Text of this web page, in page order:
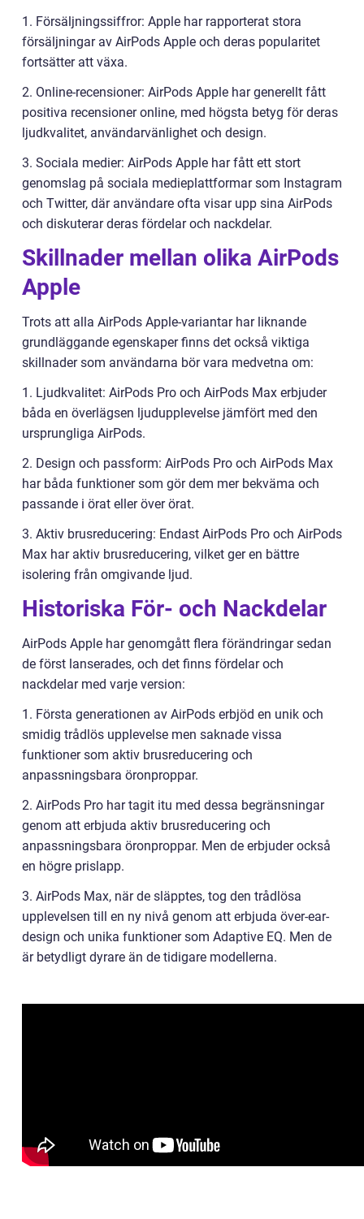
1. Försäljningssiffror: Apple har rapporterat stora
försäljningar av AirPods Apple och deras popularitet
fortsätter att växa.
2. Online-recensioner: AirPods Apple har generellt fått
positiva recensioner online, med högsta betyg för deras
ljudkvalitet, användarvänlighet och design.
3. Sociala medier: AirPods Apple har fått ett stort
genomslag på sociala medieplattformar som Instagram
och Twitter, där användare ofta visar upp sina AirPods
och diskuterar deras fördelar och nackdelar.
Skillnader mellan olika AirPods
Apple
Trots att alla AirPods Apple-variantar har liknande
grundläggande egenskaper finns det också viktiga
skillnader som användarna bör vara medvetna om:
1. Ljudkvalitet: AirPods Pro och AirPods Max erbjuder
båda en överlägsen ljudupplevelse jämfört med den
ursprungliga AirPods.
2. Design och passform: AirPods Pro och AirPods Max
har båda funktioner som gör dem mer bekväma och
passande i örat eller över örat.
3. Aktiv brusreducering: Endast AirPods Pro och AirPods
Max har aktiv brusreducering, vilket ger en bättre
isolering från omgivande ljud.
Historiska För- och Nackdelar
AirPods Apple har genomgått flera förändringar sedan
de först lanserades, och det finns fördelar och
nackdelar med varje version:
1. Första generationen av AirPods erbjöd en unik och
smidig trådlös upplevelse men saknade vissa
funktioner som aktiv brusreducering och
anpassningsbara öronproppar.
2. AirPods Pro har tagit itu med dessa begränsningar
genom att erbjuda aktiv brusreducering och
anpassningsbara öronproppar. Men de erbjuder också
en högre prislapp.
3. AirPods Max, när de släpptes, tog den trådlösa
upplevelsen till en ny nivå genom att erbjuda över-ear-
design och unika funktioner som Adaptive EQ. Men de
är betydligt dyrare än de tidigare modellerna.